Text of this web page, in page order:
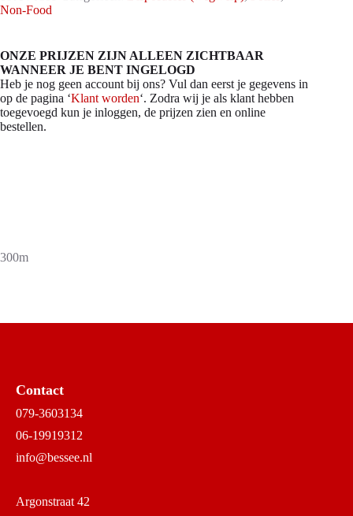
Non-Food
ONZE PRIJZEN ZIJN ALLEEN ZICHTBAAR
WANNEER JE BENT INGELOGD
Heb je nog geen account bij ons? Vul dan eerst je gegevens in
op de pagina ‘Klant worden‘. Zodra wij je als klant hebben
toegevoegd kun je inloggen, de prijzen zien en online
bestellen.
300m
Contact
079-3603134
06-19919312
info@bessee.nl
Argonstraat 42